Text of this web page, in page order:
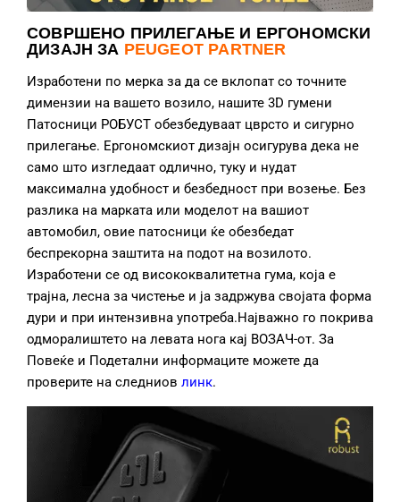
СОВРШЕНО ПРИЛЕГАЊЕ И ЕРГОНОМСКИ
ДИЗАЈН ЗА PEUGEOT PARTNER
Изработени по мерка за да се вклопат со точните
димензии на вашето возило, нашите 3D гумени
Патосници РОБУСТ обезбедуваат цврсто и сигурно
прилегање. Ергономскиот дизајн осигурува дека не
само што изгледаат одлично, туку и нудат
максимална удобност и безбедност при возење. Без
разлика на марката или моделот на вашиот
автомобил, овие патосници ќе обезбедат
беспрекорна заштита на подот на возилото.
Изработени се од висококвалитетна гума, која е
трајна, лесна за чистење и ја задржува својата форма
дури и при интензивна употреба.Најважно го покрива
одморалиштето на левата нога кај ВОЗАЧ-от. За
Повеќе и Подетални информаците можете да
проверите на следниов линк.